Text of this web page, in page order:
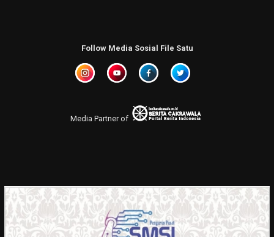
Follow Media Sosial File Satu
Media Partner of